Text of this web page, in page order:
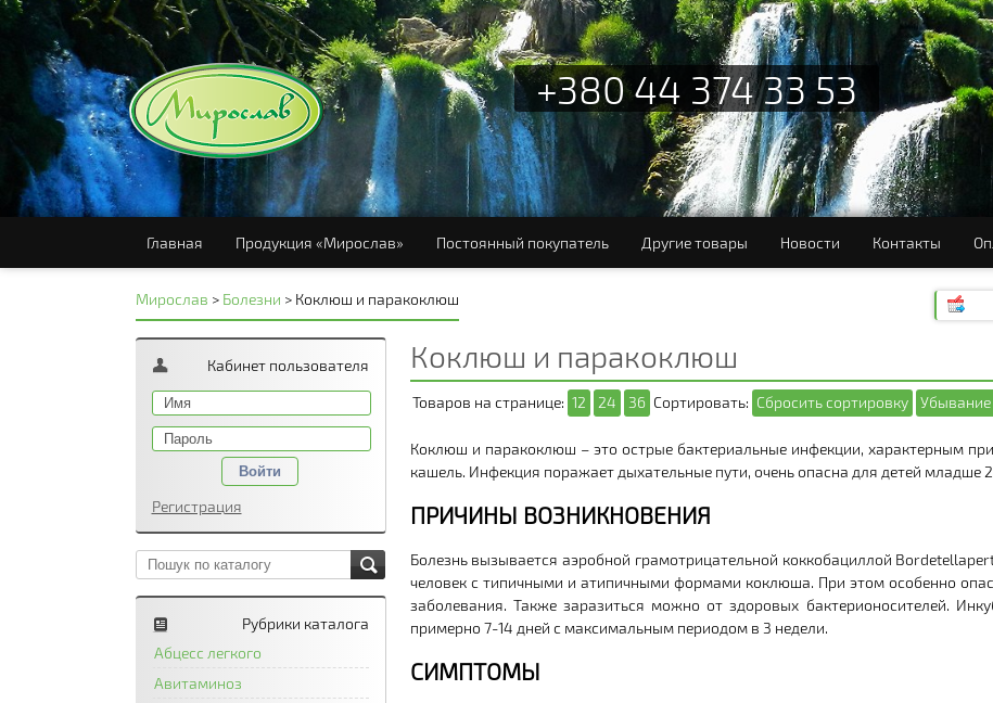
+380 44 374 33 53
Главная Продукция «Мирослав» Постоянный покупатель Другие товары Новости Контакты
Мирослав > Болезни > Коклюш и паракоклюш
Кабинет пользователя
Войти
Регистрация
Рубрики каталога
Абцесс легкого
Авитаминоз
Коклюш и паракоклюш
Товаров на странице: 12 24 36 Сортировать: Сбросить сортировку
Коклюш и паракоклюш – это острые бактериальные инфекции, характерным
кашель. Инфекция поражает дыхательные пути, очень опасна для детей младше
ПРИЧИНЫ ВОЗНИКНОВЕНИЯ
Болезнь вызывается аэробной грамотрицательной коккобациллой Bordetella
человек с типичными и атипичными формами коклюша. При этом особенно
заболевания. Также заразиться можно от здоровых бактерионосителей.
примерно 7-14 дней с максимальным периодом в 3 недели.
СИМПТОМЫ